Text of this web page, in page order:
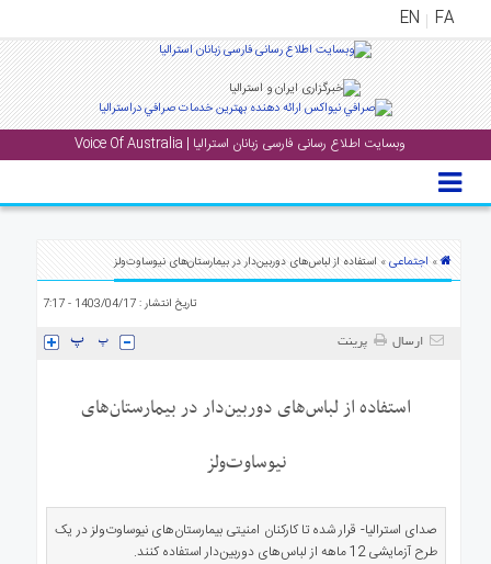
FA
EN
وبسایت اطلاع رسانی فارسی زبانان استرالیا | Voice Of Australia
منوی
اصلی
» اجتماعی» استفاده از لباس‌های دوربین‌دار در بیمارستان‌های نیوساوت‌ولز
تاریخ انتشار : 1403/04/17 - 7:17
ارسال پرینت
استفاده از لباس‌های دوربین‌دار در بیمارستان‌های
نیوساوت‌ولز
صدای استرالیا- قرار شده تا کارکنان امنیتی بیمارستان‌های نیوساوت‌ولز در یک
طرح آزمایشی 12 ماهه از لباس‌های دوربین‌دار استفاده کنند.